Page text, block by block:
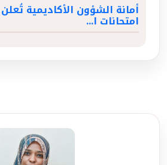
أمانة الشؤون الأكاديمية
امتحانات ا...